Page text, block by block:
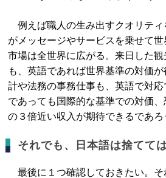
例えば職人の生み出すクオリティ
がメッセージやサービスを乗せて
市場は全世界に広がる。来日した
も、英語であれば世界基準の対価
計や法務の事務仕事も、英語で対
であっても国際的な基準での対価
の３倍近い収入が期待できるであろ
それでも、日本語は捨てて
最後に１つ確認しておきたい。そ